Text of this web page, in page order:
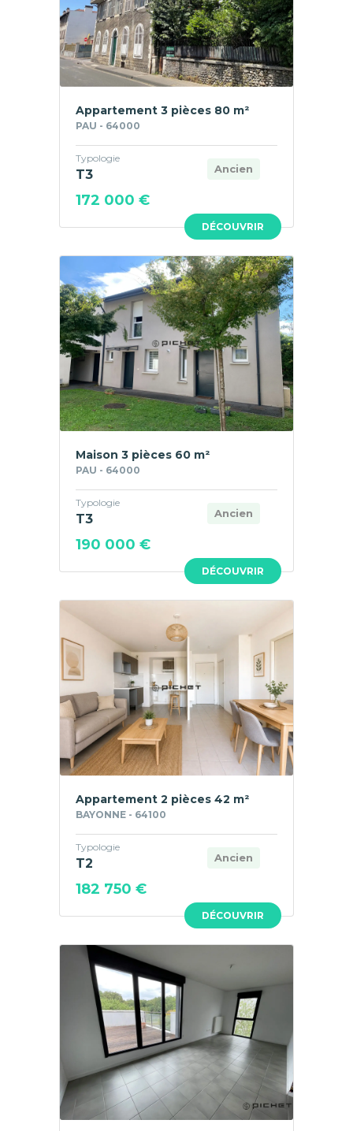
DÉCOUVRIR
Appartement 3 pièces 80 m²
PAU - 64000
Ancien
Typologie
T3
172 000 €
DÉCOUVRIR
Maison 3 pièces 60 m²
PAU - 64000
Ancien
Typologie
T3
190 000 €
DÉCOUVRIR
Appartement 2 pièces 42 m²
BAYONNE - 64100
Ancien
Typologie
T2
182 750 €